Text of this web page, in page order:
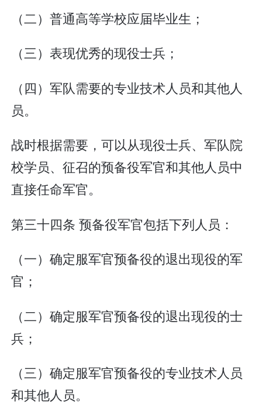
（二）普通高等学校应届毕业生；
（三）表现优秀的现役士兵；
（四）军队需要的专业技术人员和其他人
员。
战时根据需要，可以从现役士兵、军队院
校学员、征召的预备役军官和其他人员中
直接任命军官。
第三十四条 预备役军官包括下列人员：
（一）确定服军官预备役的退出现役的军
官；
（二）确定服军官预备役的退出现役的士
兵；
（三）确定服军官预备役的专业技术人员
和其他人员。